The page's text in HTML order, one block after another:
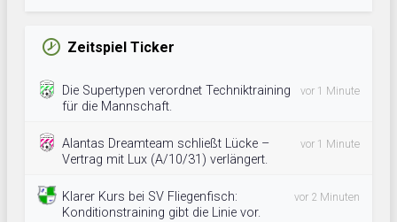
Zeitspiel Ticker
Die Supertypen verordnet Techniktraining
für die Mannschaft.
vor 1 Minute
Alantas Dreamteam schließt Lücke –
Vertrag mit Lux (A/10/31) verlängert.
vor 1 Minute
Klarer Kurs bei SV Fliegenfisch:
Konditionstraining gibt die Linie vor.
vor 2 Minuten